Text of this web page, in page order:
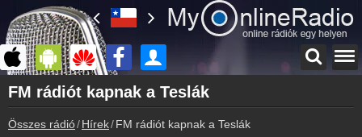
Főoldal
myonlineradio.hu
Bejelentkezés
FM rádiót kapnak a Teslák
Összes rádió Hírek FM rádiót kapnak a Teslák